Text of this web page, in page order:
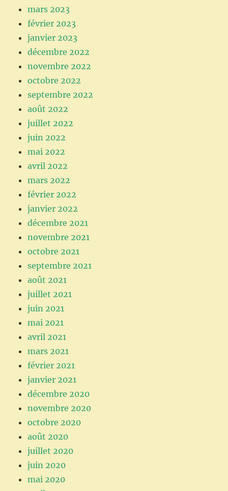
mars 2023
février 2023
janvier 2023
décembre 2022
novembre 2022
octobre 2022
septembre 2022
août 2022
juillet 2022
juin 2022
mai 2022
avril 2022
mars 2022
février 2022
janvier 2022
décembre 2021
novembre 2021
octobre 2021
septembre 2021
août 2021
juillet 2021
juin 2021
mai 2021
avril 2021
mars 2021
février 2021
janvier 2021
décembre 2020
novembre 2020
octobre 2020
août 2020
juillet 2020
juin 2020
mai 2020